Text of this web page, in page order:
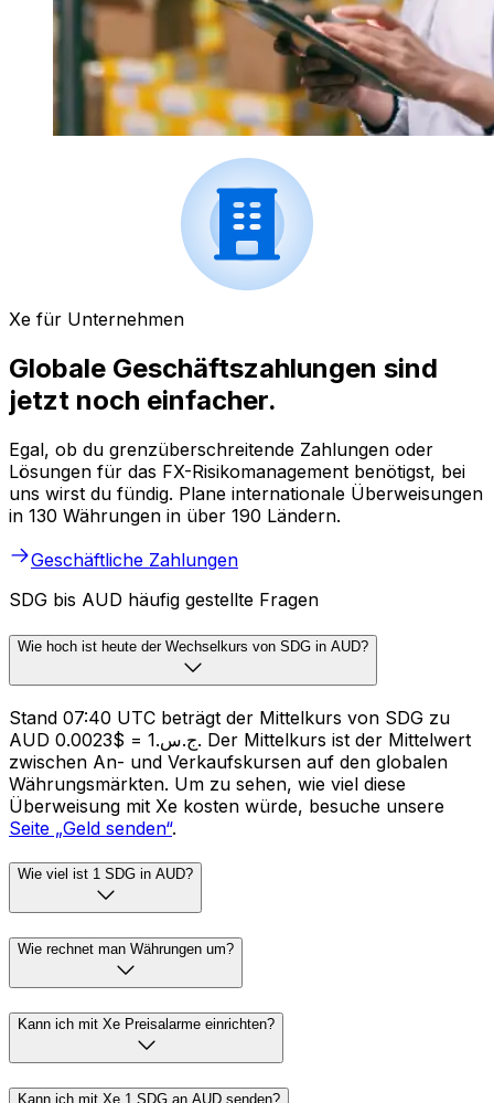
Xe für Unternehmen
Globale Geschäftszahlungen sind
jetzt noch einfacher.
Egal, ob du grenzüberschreitende Zahlungen oder
Lösungen für das FX-Risikomanagement benötigst, bei
uns wirst du fündig. Plane internationale Überweisungen
in 130 Währungen in über 190 Ländern.
Geschäftliche Zahlungen
SDG bis AUD häufig gestellte Fragen
Wie hoch ist heute der Wechselkurs von SDG in AUD?
Stand 07:40 UTC beträgt der Mittelkurs von SDG zu
AUD ج.س.1 = $0.0023. Der Mittelkurs ist der Mittelwert
zwischen An- und Verkaufskursen auf den globalen
Währungsmärkten. Um zu sehen, wie viel diese
Überweisung mit Xe kosten würde, besuche unsere
Seite „Geld senden“.
Wie viel ist 1 SDG in AUD?
Wie rechnet man Währungen um?
Kann ich mit Xe Preisalarme einrichten?
Kann ich mit Xe 1 SDG an AUD senden?